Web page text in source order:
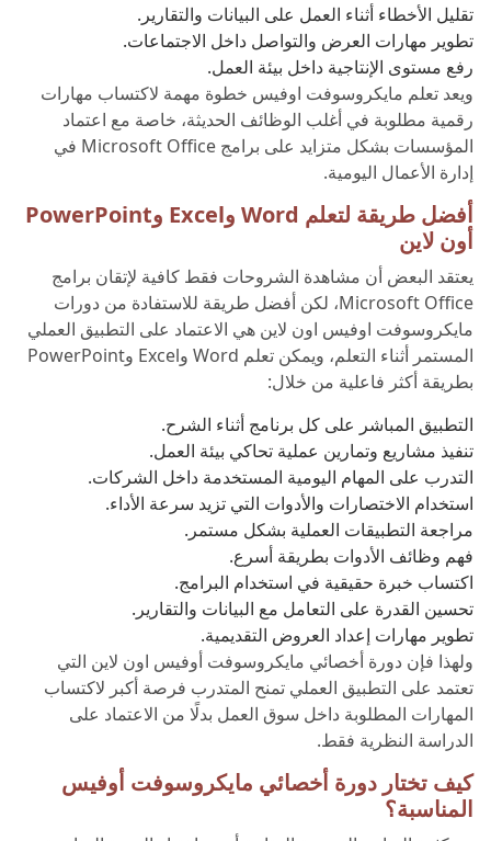
تقليل الأخطاء أثناء العمل على البيانات والتقارير.
تطوير مهارات العرض والتواصل داخل الاجتماعات.
رفع مستوى الإنتاجية داخل بيئة العمل.
ويعد تعلم مايكروسوفت اوفيس خطوة مهمة لاكتساب مهارات
رقمية مطلوبة في أغلب الوظائف الحديثة، خاصة مع اعتماد
المؤسسات بشكل متزايد على برامج Microsoft Office في
إدارة الأعمال اليومية.
أفضل طريقة لتعلم Word وExcel وPowerPoint
أون لاين
يعتقد البعض أن مشاهدة الشروحات فقط كافية لإتقان برامج
Microsoft Office، لكن أفضل طريقة للاستفادة من دورات
مايكروسوفت اوفيس اون لاين هي الاعتماد على التطبيق العملي
المستمر أثناء التعلم، ويمكن تعلم Word وExcel وPowerPoint
بطريقة أكثر فاعلية من خلال:
التطبيق المباشر على كل برنامج أثناء الشرح.
تنفيذ مشاريع وتمارين عملية تحاكي بيئة العمل.
التدرب على المهام اليومية المستخدمة داخل الشركات.
استخدام الاختصارات والأدوات التي تزيد سرعة الأداء.
مراجعة التطبيقات العملية بشكل مستمر.
فهم وظائف الأدوات بطريقة أسرع.
اكتساب خبرة حقيقية في استخدام البرامج.
تحسين القدرة على التعامل مع البيانات والتقارير.
تطوير مهارات إعداد العروض التقديمية.
ولهذا فإن دورة أخصائي مايكروسوفت أوفيس اون لاين التي
تعتمد على التطبيق العملي تمنح المتدرب فرصة أكبر لاكتساب
المهارات المطلوبة داخل سوق العمل بدلًا من الاعتماد على
الدراسة النظرية فقط.
كيف تختار دورة أخصائي مايكروسوفت أوفيس
المناسبة؟